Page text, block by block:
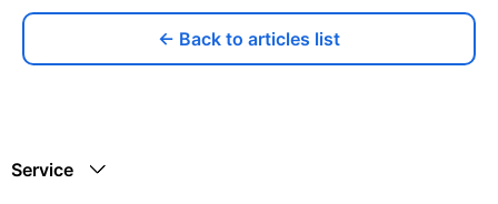
← Back to articles list
Service